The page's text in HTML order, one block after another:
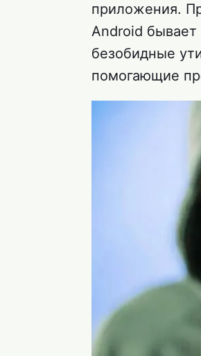
приложения.
Android
безобидные
помогающие